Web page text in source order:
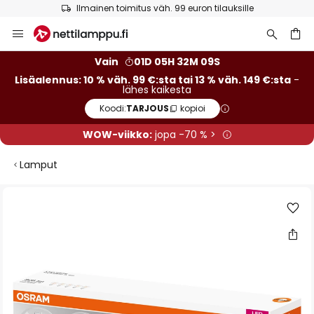
Ilmainen toimitus väh. 99 euron tilauksille
to
Vain
01D 05H 32M 08S
Lisäalennus: 10 % väh. 99 €:sta tai 13 % väh. 149 €:sta -
lähes kaikesta
Koodi:TARJOUS kopioi
WOW-viikko:jopa -70 % >
Lamput
the
images